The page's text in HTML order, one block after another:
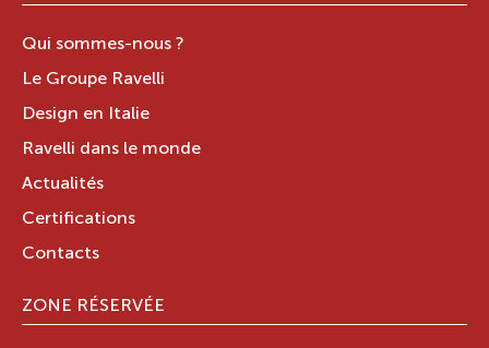
Qui sommes-nous ?
Le Groupe Ravelli
Design en Italie
Ravelli dans le monde
Actualités
Certifications
Contacts
ZONE RÉSERVÉE